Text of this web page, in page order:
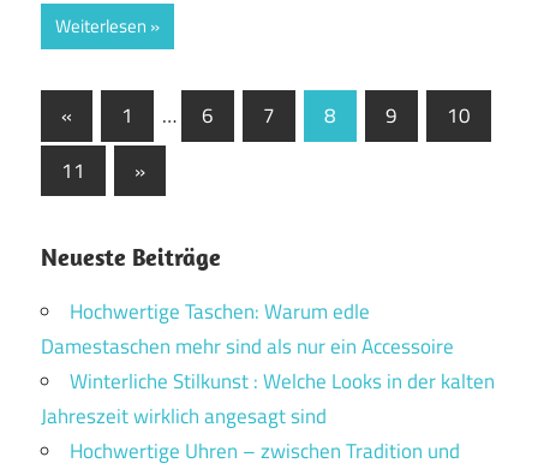
Weiterlesen
Seitennummerierung
der
Beiträge
« Vorherige
Beiträge
1 … 6 7 8 9
10
11
Nächste
Beiträge
»
Neueste Beiträge
Hochwertige Taschen: Warum edle
Damestaschen mehr sind als nur ein Accessoire
Winterliche Stilkunst : Welche Looks in der kalten
Jahreszeit wirklich angesagt sind
Hochwertige Uhren – zwischen Tradition und